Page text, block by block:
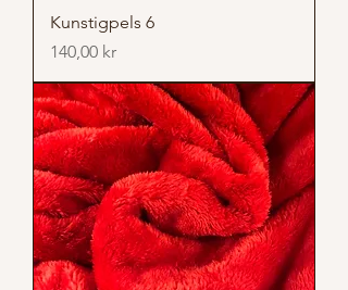
Kunstigpels 6
Pris
140,00 kr